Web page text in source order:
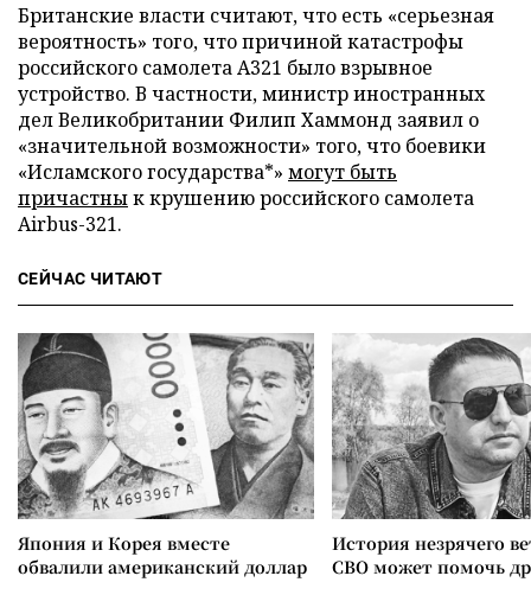
Британские власти считают, что есть «серьезная
вероятность» того, что причиной катастрофы
российского самолета A321 было взрывное
устройство. В частности, министр иностранных
дел Великобритании Филип Хаммонд заявил о
«значительной возможности» того, что боевики
«Исламского государства*» могут быть
причастнык крушению российского самолета
Аirbus-321.
СЕЙЧАС ЧИТАЮТ
Япония и Корея вместе
обвалили американский доллар
История незрячего
СВО может помочь